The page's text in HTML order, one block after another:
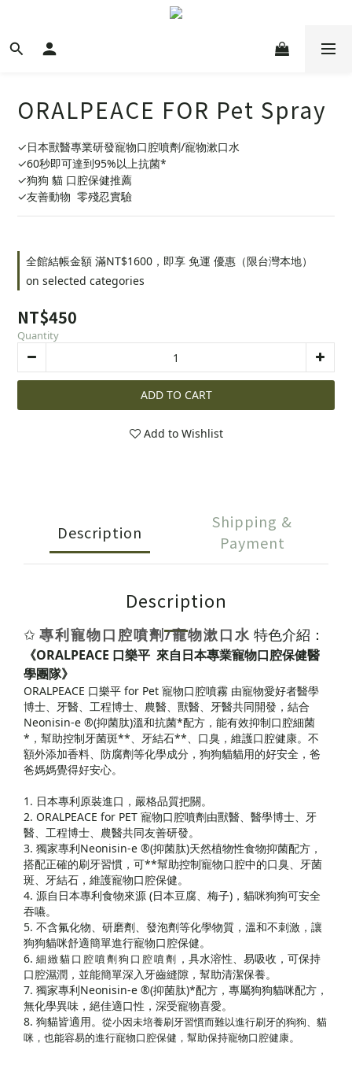
ORALPEACE FOR Pet Spray
✓日本獸醫專業研發寵物口腔噴劑/寵物漱口水
✓60秒即可達到95%以上抗菌*
✓狗狗 貓 口腔保健推薦
✓友善動物  零殘忍實驗
全館結帳金額 滿NT$1600，即享 免運 優惠（限台灣本地）
on selected categories
NT$450
Quantity
ADD TO CART
Add to Wishlist
Description
Shipping &
Payment
Description
✩ 專利寵物口腔噴劑/寵物漱口水 特色介紹：
《ORALPEACE 口樂平 來自日本專業寵物口腔保健醫
學團隊》
ORALPEACE 口樂平 for Pet 寵物口腔噴霧 由寵物愛好者醫學
博士、牙醫、工程博士、農醫、獸醫、牙醫共同開發，結合
Neonisin-e ®(抑菌肽)溫和抗菌*配方，能有效抑制口腔細菌
*，幫助控制牙菌斑**、牙結石**、口臭，維護口腔健康。不
額外添加香料、防腐劑等化學成分，狗狗貓貓用的好安全，爸
爸媽媽覺得好安心。
1. 日本專利原裝進口，嚴格品質把關。
2. ORALPEACE for PET 寵物口腔噴劑由獸醫、醫學博士、牙
醫、工程博士、農醫共同友善研發。
3. 獨家專利Neonisin-e ®(抑菌肽)天然植物性食物抑菌配方，
搭配正確的刷牙習慣，可**幫助控制寵物口腔中的口臭、牙菌
斑、牙結石，維護寵物口腔保健。
4. 源自日本專利食物來源 (日本豆腐、梅子)，貓咪狗狗可安全
吞嚥。
5. 不含氟化物、研磨劑、發泡劑等化學物質，溫和不刺激，讓
狗狗貓咪舒適簡單進行寵物口腔保健。
6. 細緻貓口腔噴劑狗口腔噴劑 ，具水溶性、易吸收，可保持
口腔濕潤，並能簡單深入牙齒縫隙，幫助清潔保養。
7. 獨家專利Neonisin-e ®(抑菌肽)*配方，專屬狗狗貓咪配方，
無化學異味，絕佳適口性，深受寵物喜愛。
8. 狗貓皆適用。 從小因未培養刷牙習慣而難以進行刷牙的狗狗、貓
咪，也能容易的進行寵物口腔保健，幫助保持寵物口腔健康。